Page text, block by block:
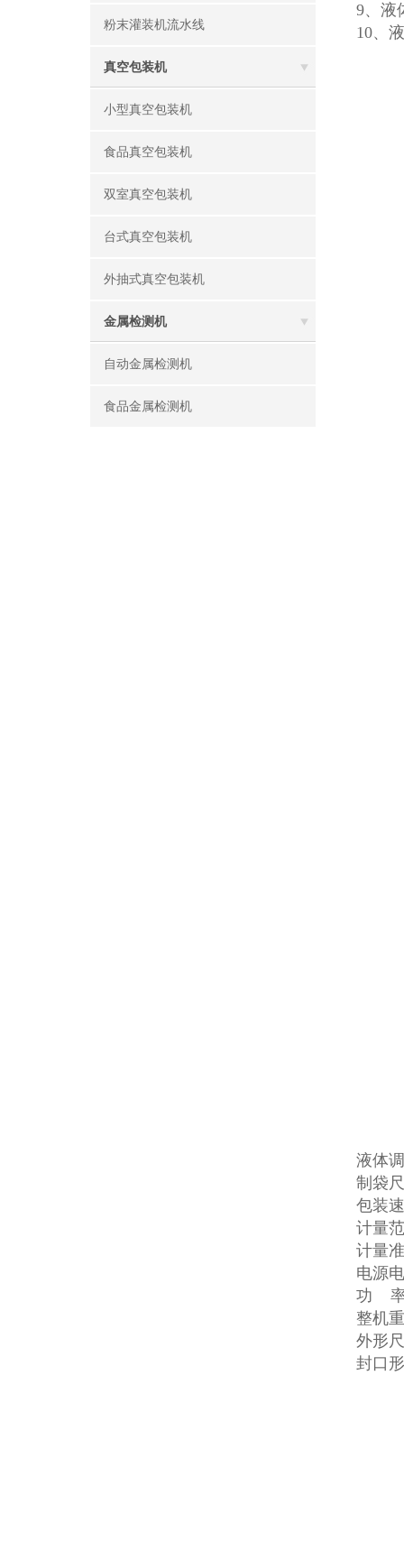
粉末灌装机流水线
真空包装机
小型真空包装机
食品真空包装机
双室真空包装机
台式真空包装机
外抽式真空包装机
金属检测机
自动金属检测机
食品金属检测机
9、液
10、
液体
制袋
包装
计量
计量
电源
功 率:
整机
外形
封口